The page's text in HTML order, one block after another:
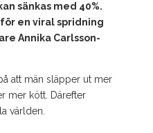
sänkas med 40%.
en viral spridning
Annika Carlsson-
att män släpper ut mer
mer kött. Därefter
världen.